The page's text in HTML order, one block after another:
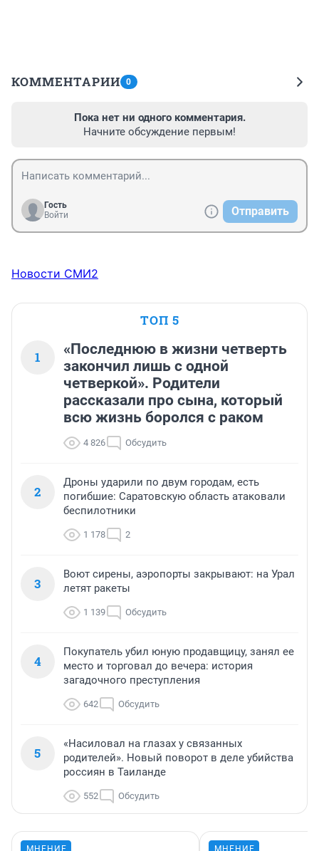
КОММЕНТАРИИ 0
Пока нет ни одного комментария.
Начните обсуждение первым!
Гость
Войти
Отправить
Новости СМИ2
ТОП 5
1
«Последнюю в жизни четверть
закончил лишь с одной
четверкой». Родители
рассказали про сына, который
всю жизнь боролся с раком
4 826 Обсудить
2
Дроны ударили по двум городам, есть
погибшие: Саратовскую область атаковали
беспилотники
1 178 2
3
Воют сирены, аэропорты закрывают: на Урал
летят ракеты
1 139 Обсудить
4
Покупатель убил юную продавщицу, занял ее
место и торговал до вечера: история
загадочного преступления
642 Обсудить
5
«Насиловал на глазах у связанных
родителей». Новый поворот в деле убийства
россиян в Таиланде
552 Обсудить
МНЕНИЕ МНЕНИЕ